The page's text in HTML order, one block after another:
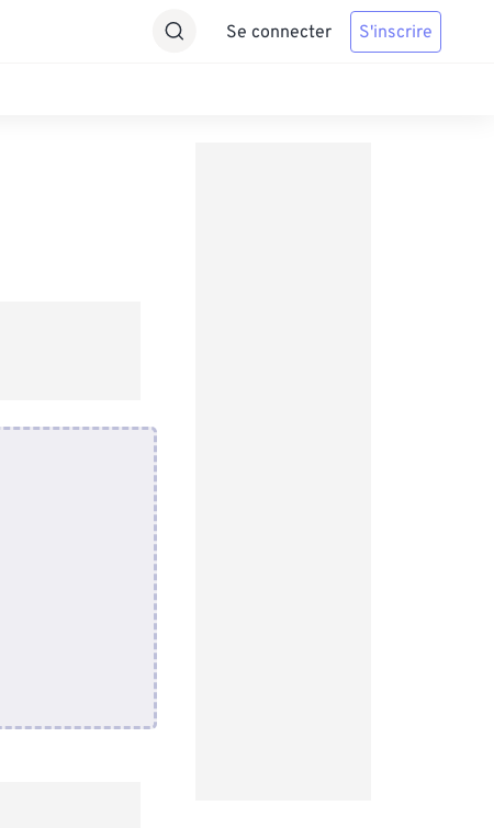
Se connecter S'inscrire